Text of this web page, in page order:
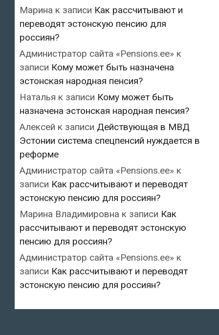
Марина к записи Как рассчитывают и
переводят эстонскую пенсию для
россиян?
Администратор сайта «Pensions.ee» к
записи Кому может быть назначена
эстонская народная пенсия?
Наталья к записи Кому может быть
назначена эстонская народная пенсия?
Алексей к записи Действующая в МВД
Эстонии система спецпенсий нуждается в
реформе
Администратор сайта «Pensions.ee» к
записи Как рассчитывают и переводят
эстонскую пенсию для россиян?
Марина Владимировна к записи Как
рассчитывают и переводят эстонскую
пенсию для россиян?
Администратор сайта «Pensions.ee» к
записи Как рассчитывают и переводят
эстонскую пенсию для россиян?